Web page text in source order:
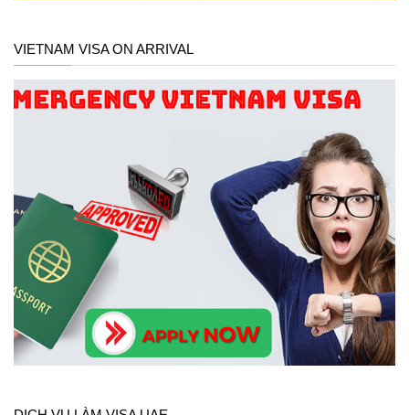
VIETNAM VISA ON ARRIVAL